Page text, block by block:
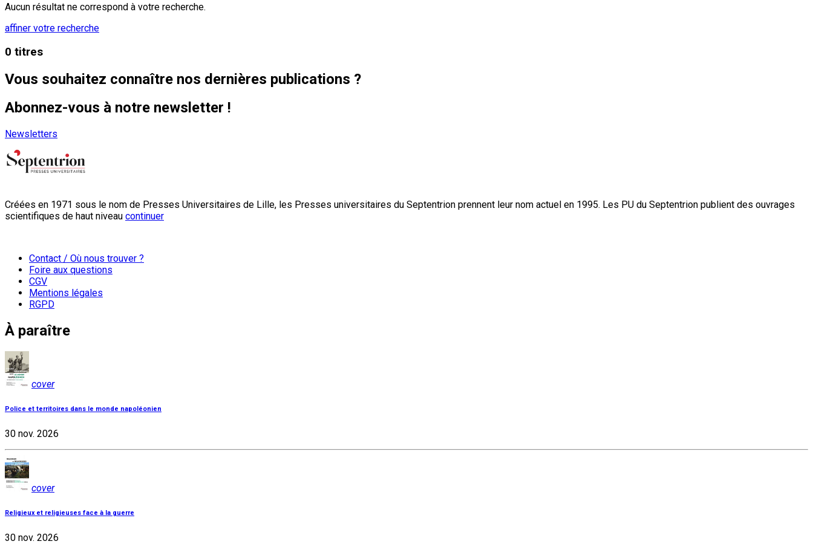
Aucun résultat ne correspond à votre recherche.
affiner votre recherche
0 titres
Vous souhaitez connaître nos dernières publications ?
Abonnez-vous à notre newsletter !
Newsletters
Créées en 1971 sous le nom de Presses Universitaires de Lille, les Presses universitaires du Septentrion prennent leur nom actuel en 1995. Les PU du Septentrion publient des ouvrages
scientifiques de haut niveau continuer
Contact / Où nous trouver ?
Foire aux questions
CGV
Mentions légales
RGPD
À paraître
cover
Police et territoires dans le monde napoléonien
30 nov. 2026
cover
Religieux et religieuses face à la guerre
30 nov. 2026